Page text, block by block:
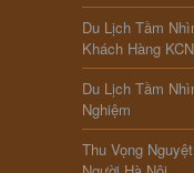
Du Lịch Tầm
Khách Hàng
Du Lịch Tầm
Nghiệm
Thu Vọng